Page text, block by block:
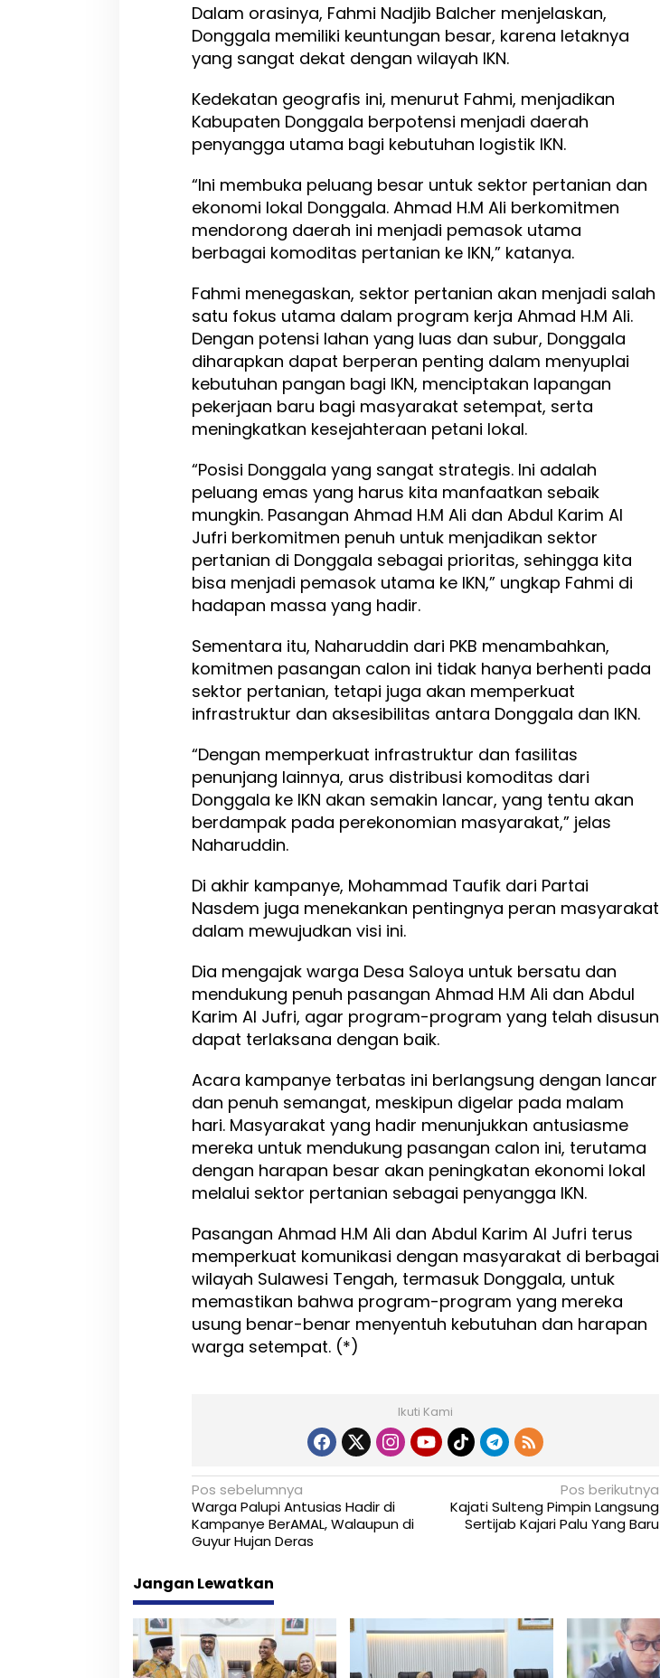
Dalam orasinya, Fahmi Nadjib Balcher menjelaskan,
Donggala memiliki keuntungan besar, karena letaknya
yang sangat dekat dengan wilayah IKN.
Kedekatan geografis ini, menurut Fahmi, menjadikan
Kabupaten Donggala berpotensi menjadi daerah
penyangga utama bagi kebutuhan logistik IKN.
“Ini membuka peluang besar untuk sektor pertanian dan
ekonomi lokal Donggala. Ahmad H.M Ali berkomitmen
mendorong daerah ini menjadi pemasok utama
berbagai komoditas pertanian ke IKN,” katanya.
Fahmi menegaskan, sektor pertanian akan menjadi salah
satu fokus utama dalam program kerja Ahmad H.M Ali.
Dengan potensi lahan yang luas dan subur, Donggala
diharapkan dapat berperan penting dalam menyuplai
kebutuhan pangan bagi IKN, menciptakan lapangan
pekerjaan baru bagi masyarakat setempat, serta
meningkatkan kesejahteraan petani lokal.
“Posisi Donggala yang sangat strategis. Ini adalah
peluang emas yang harus kita manfaatkan sebaik
mungkin. Pasangan Ahmad H.M Ali dan Abdul Karim Al
Jufri berkomitmen penuh untuk menjadikan sektor
pertanian di Donggala sebagai prioritas, sehingga kita
bisa menjadi pemasok utama ke IKN,” ungkap Fahmi di
hadapan massa yang hadir.
Sementara itu, Naharuddin dari PKB menambahkan,
komitmen pasangan calon ini tidak hanya berhenti pada
sektor pertanian, tetapi juga akan memperkuat
infrastruktur dan aksesibilitas antara Donggala dan IKN.
“Dengan memperkuat infrastruktur dan fasilitas
penunjang lainnya, arus distribusi komoditas dari
Donggala ke IKN akan semakin lancar, yang tentu akan
berdampak pada perekonomian masyarakat,” jelas
Naharuddin.
Di akhir kampanye, Mohammad Taufik dari Partai
Nasdem juga menekankan pentingnya peran masyarakat
dalam mewujudkan visi ini.
Dia mengajak warga Desa Saloya untuk bersatu dan
mendukung penuh pasangan Ahmad H.M Ali dan Abdul
Karim Al Jufri, agar program-program yang telah disusun
dapat terlaksana dengan baik.
Acara kampanye terbatas ini berlangsung dengan lancar
dan penuh semangat, meskipun digelar pada malam
hari. Masyarakat yang hadir menunjukkan antusiasme
mereka untuk mendukung pasangan calon ini, terutama
dengan harapan besar akan peningkatan ekonomi lokal
melalui sektor pertanian sebagai penyangga IKN.
Pasangan Ahmad H.M Ali dan Abdul Karim Al Jufri terus
memperkuat komunikasi dengan masyarakat di berbagai
wilayah Sulawesi Tengah, termasuk Donggala, untuk
memastikan bahwa program-program yang mereka
usung benar-benar menyentuh kebutuhan dan harapan
warga setempat. (*)
Ikuti Kami
N
a
v
i
g
a
Pos sebelumnya
Warga Palupi Antusias Hadir di
Kampanye BerAMAL, Walaupun di
Guyur Hujan Deras
Pos berikutnya
Kajati Sulteng Pimpin Langsung
Sertijab Kajari Palu Yang Baru
Jangan Lewatkan